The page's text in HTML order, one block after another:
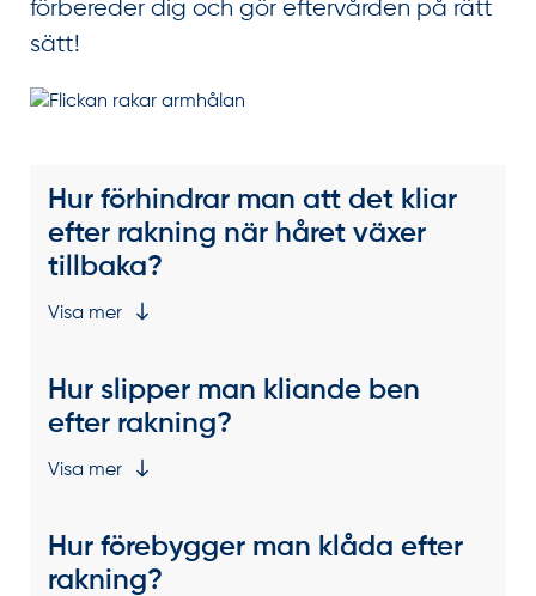
förbereder dig och gör eftervården på rätt
sätt!
Hur förhindrar man att det kliar
efter rakning när håret växer
tillbaka?
Visa mer
Hur slipper man kliande ben
efter rakning?
Visa mer
Hur förebygger man klåda efter
rakning?